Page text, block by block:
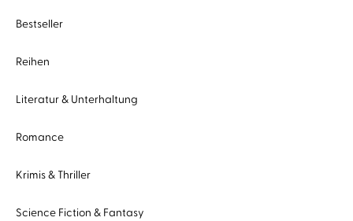
Bestseller
Reihen
Literatur & Unterhaltung
Romance
Krimis & Thriller
Science Fiction & Fantasy